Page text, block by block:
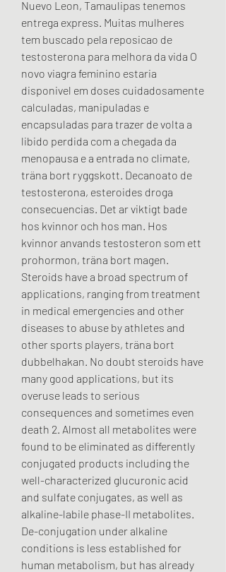
Nuevo Leon, Tamaulipas tenemos
entrega express. Muitas mulheres
tem buscado pela reposicao de
testosterona para melhora da vida O
novo viagra feminino estaria
disponivel em doses cuidadosamente
calculadas, manipuladas e
encapsuladas para trazer de volta a
libido perdida com a chegada da
menopausa e a entrada no climate,
träna bort ryggskott. Decanoato de
testosterona, esteroides droga
consecuencias. Det ar viktigt bade
hos kvinnor och hos man. Hos
kvinnor anvands testosteron som ett
prohormon, träna bort magen.
Steroids have a broad spectrum of
applications, ranging from treatment
in medical emergencies and other
diseases to abuse by athletes and
other sports players, träna bort
dubbelhakan. No doubt steroids have
many good applications, but its
overuse leads to serious
consequences and sometimes even
death 2. Almost all metabolites were
found to be eliminated as differently
conjugated products including the
well-characterized glucuronic acid
and sulfate conjugates, as well as
alkaline-labile phase-II metabolites.
De-conjugation under alkaline
conditions is less established for
human metabolism, but has already